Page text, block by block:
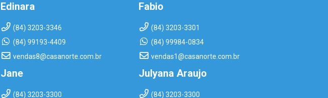
Edinara
(84) 3203-3346
(84) 99193-4409
vendas8@casanorte.com.br
Fabio
(84) 3203-3301
(84) 99984-0834
vendas1@casanorte.com.br
Jane
(84) 3203-3300
Julyana Araujo
(84) 3203-3300